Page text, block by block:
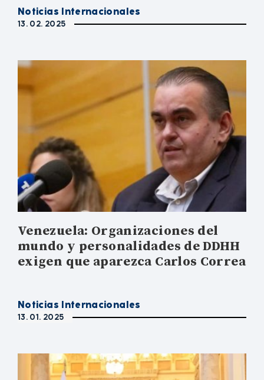
Noticias Internacionales
13. 02. 2025
Venezuela: Organizaciones del
mundo y personalidades de DDHH
exigen que aparezca Carlos Correa
Noticias Internacionales
13. 01. 2025